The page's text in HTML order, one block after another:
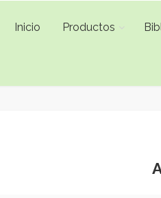
Inicio Productos